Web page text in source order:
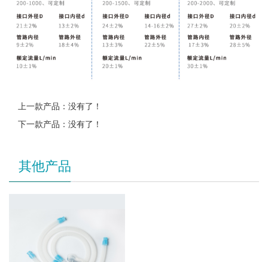
上一款产品：没有了！
下一款产品：没有了！
其他产品